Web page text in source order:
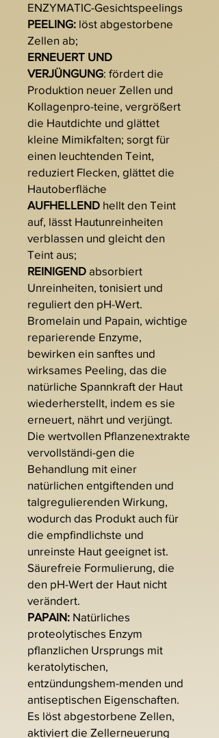
ENZYMATIC-Gesichtspeelings
PEELING: löst abgestorbene
Zellen ab;
ERNEUERT UND
VERJÜNGUNG: fördert die
Produktion neuer Zellen und
Kollagenpro-teine, vergrößert
die Hautdichte und glättet
kleine Mimikfalten; sorgt für
einen leuchtenden Teint,
reduziert Flecken, glättet die
Hautoberfläche
AUFHELLEND hellt den Teint
auf, lässt Hautunreinheiten
verblassen und gleicht den
Teint aus;
REINIGEND absorbiert
Unreinheiten, tonisiert und
reguliert den pH-Wert.
Bromelain und Papain, wichtige
reparierende Enzyme,
bewirken ein sanftes und
wirksames Peeling, das die
natürliche Spannkraft der Haut
wiederherstellt, indem es sie
erneuert, nährt und verjüngt.
Die wertvollen Pflanzenextrakte
vervollständi-gen die
Behandlung mit einer
natürlichen entgiftenden und
talgregulierenden Wirkung,
wodurch das Produkt auch für
die empfindlichste und
unreinste Haut geeignet ist.
Säurefreie Formulierung, die
den pH-Wert der Haut nicht
verändert.
PAPAIN: Natürliches
proteolytisches Enzym
pflanzlichen Ursprungs mit
keratolytischen,
entzündungshem-menden und
antiseptischen Eigenschaften.
Es löst abgestorbene Zellen,
aktiviert die Zellerneuerung